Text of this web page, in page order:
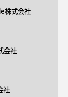
株式会社
会社
社